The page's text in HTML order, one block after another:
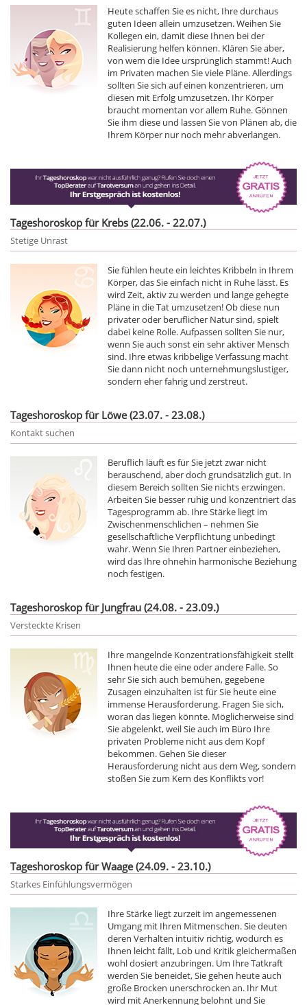
Heute schaffen Sie es nicht, Ihre durchaus
guten Ideen allein umzusetzen. Weihen Sie
Kollegen ein, damit diese Ihnen bei der
Realisierung helfen können. Klären Sie aber,
von wem die Idee ursprünglich stammt! Auch
im Privaten machen Sie viele Pläne. Allerdings
sollten Sie sich auf einen konzentrieren, um
diesen mit Erfolg umzusetzen. Ihr Körper
braucht momentan vor allem Ruhe. Gönnen
Sie ihm diese und lassen Sie von Plänen ab, die
Ihrem Körper nur noch mehr abverlangen.
Tageshoroskop für Krebs (22.06. - 22.07.)
Stetige Unrast
Sie fühlen heute ein leichtes Kribbeln in Ihrem
Körper, das Sie einfach nicht in Ruhe lässt. Es
wird Zeit, aktiv zu werden und lange gehegte
Pläne in die Tat umzusetzen! Ob diese nun
privater oder beruflicher Natur sind, spielt
dabei keine Rolle. Aufpassen sollten Sie nur,
wenn Sie auch sonst ein sehr aktiver Mensch
sind. Ihre etwas kribbelige Verfassung macht
Sie dann nicht noch unternehmungslustiger,
sondern eher fahrig und zerstreut.
Tageshoroskop für Löwe (23.07. - 23.08.)
Kontakt suchen
Beruflich läuft es für Sie jetzt zwar nicht
berauschend, aber doch grundsätzlich gut. In
diesem Bereich sollten Sie nichts erzwingen.
Arbeiten Sie besser ruhig und konzentriert das
Tagesprogramm ab. Ihre Stärke liegt im
Zwischenmenschlichen – nehmen Sie
gesellschaftliche Verpflichtung unbedingt
wahr. Wenn Sie Ihren Partner einbeziehen,
wird das Ihre ohnehin harmonische Beziehung
noch festigen.
Tageshoroskop für Jungfrau (24.08. - 23.09.)
Versteckte Krisen
Ihre mangelnde Konzentrationsfähigkeit stellt
Ihnen heute die eine oder andere Falle. So
sehr Sie sich auch bemühen, gegebene
Zusagen einzuhalten ist für Sie heute eine
immense Herausforderung. Fragen Sie sich,
woran das liegen könnte. Möglicherweise sind
Sie abgelenkt, weil Sie auch im Büro Ihre
privaten Probleme nicht aus dem Kopf
bekommen. Gehen Sie dieser
Herausforderung nicht aus dem Weg, sondern
stoßen Sie zum Kern des Konflikts vor!
Tageshoroskop für Waage (24.09. - 23.10.)
Starkes Einfühlungsvermögen
Ihre Stärke liegt zurzeit im angemessenen
Umgang mit Ihren Mitmenschen. Sie deuten
deren Verhalten intuitiv richtig, wodurch es
Ihnen leicht fällt, Lob und Kritik gleichermaßen
wohl dosiert anzubringen. Um Ihre Tatkraft
werden Sie beneidet, Sie gehen heute auch
große Brocken unerschrocken an. Ihr Mut
wird mit Anerkennung belohnt und Sie